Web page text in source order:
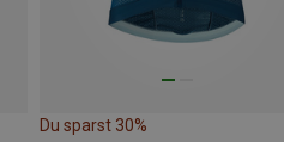
Du sparst 30%